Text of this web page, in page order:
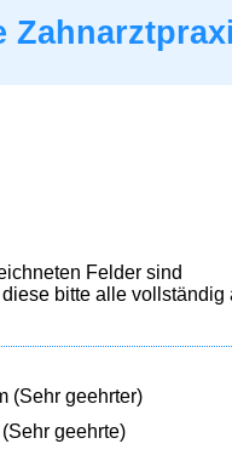
Felder sind
bitte alle vollständig
(Sehr geehrter)
(Sehr geehrte)